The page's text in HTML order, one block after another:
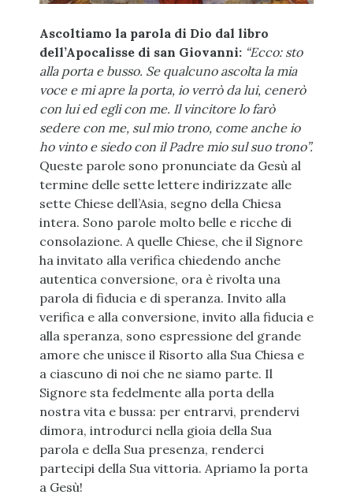
Ascoltiamo la parola di Dio dal libro
dell’Apocalisse di san Giovanni: “Ecco: sto
alla porta e busso. Se qualcuno ascolta la mia
voce e mi apre la porta, io verrò da lui, cenerò
con lui ed egli con me. Il vincitore lo farò
sedere con me, sul mio trono, come anche io
ho vinto e siedo con il Padre mio sul suo trono”.
Queste parole sono pronunciate da Gesù al
termine delle sette lettere indirizzate alle
sette Chiese dell’Asia, segno della Chiesa
intera. Sono parole molto belle e ricche di
consolazione. A quelle Chiese, che il Signore
ha invitato alla verifica chiedendo anche
autentica conversione, ora è rivolta una
parola di fiducia e di speranza. Invito alla
verifica e alla conversione, invito alla fiducia e
alla speranza, sono espressione del grande
amore che unisce il Risorto alla Sua Chiesa e
a ciascuno di noi che ne siamo parte. Il
Signore sta fedelmente alla porta della
nostra vita e bussa: per entrarvi, prendervi
dimora, introdurci nella gioia della Sua
parola e della Sua presenza, renderci
partecipi della Sua vittoria. Apriamo la porta
a Gesù!